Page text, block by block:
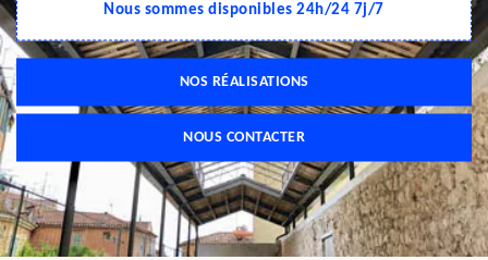
Nous sommes disponibles 24h/24 7j/7
NOS RÉALISATIONS
NOUS CONTACTER